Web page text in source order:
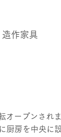
作家具
オープンされま
厨房を中央に